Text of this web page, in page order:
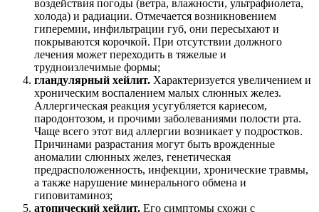
воздействия погоды (ветра, влажности, ультрафиолета,
холода) и радиации. Отмечается возникновением
гиперемии, инфильтрации губ, они пересыхают и
покрываются корочкой. При отсутствии должного
лечения может переходить в тяжелые и
трудноизлечимые формы;
гландулярный хейлит. Характеризуется увеличением и
хроническим воспалением малых слюнных желез.
Аллергическая реакция усугубляется кариесом,
пародонтозом, и прочими заболеваниями полости рта.
Чаще всего этот вид аллергии возникает у подростков.
Причинами разрастания могут быть врожденные
аномалии слюнных желез, генетическая
предрасположенность, инфекции, хронические травмы,
а также нарушение минерального обмена и
гиповитаминоз;
атопический хейлит. Его симптомы схожи с